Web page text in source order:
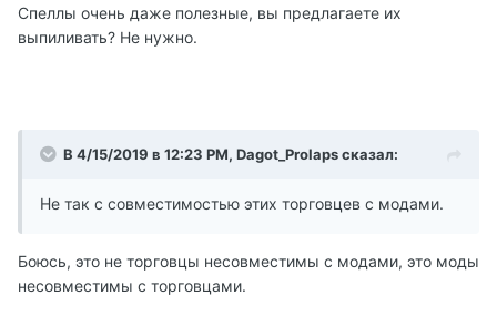
Спеллы очень даже полезные, вы предлагаете их
выпиливать? Не нужно.
В 4/15/2019 в 12:23 PM, Dagot_Prolaps сказал:
Не так с совместимостью этих торговцев с модами.
Боюсь, это не торговцы несовместимы с модами, это моды
несовместимы с торговцами.